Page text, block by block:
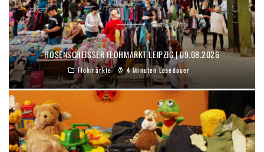
HOSENSCHEISSER FLOHMARKT LEIPZIG | 09.08.2026
Flohmärkte 4 Minuten Lesedauer